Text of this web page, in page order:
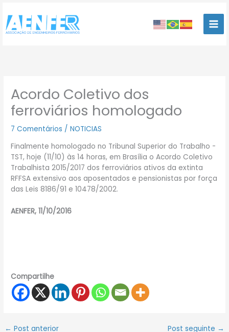
para
conteúdo
Acordo Coletivo dos
ferroviários homologado
7 Comentários /NOTICIAS
Finalmente homologado no Tribunal Superior do Trabalho -
TST, hoje (11/10) às 14 horas, em Brasília o Acordo Coletivo
Trabalhista 2015/2017 dos ferroviários ativos da extinta
RFFSA extensivo aos aposentados e pensionistas por força
das Leis 8186/91 e 10478/2002.
AENFER, 11/10/2016
Compartilhe
← Post anterior Post seguinte →